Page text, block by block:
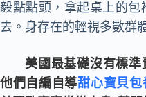
毅點點頭，拿起桌上的包
去。身存在的輕視多數群
美國最基礎沒有標準
他們自編自導甜心寶貝包